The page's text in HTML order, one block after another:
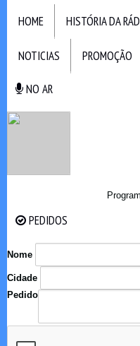
HOME HISTÓRIA DA
NOTICIAS PROMOÇÃO
NO AR
PEDIDOS
Nome
Cidade
Pedido